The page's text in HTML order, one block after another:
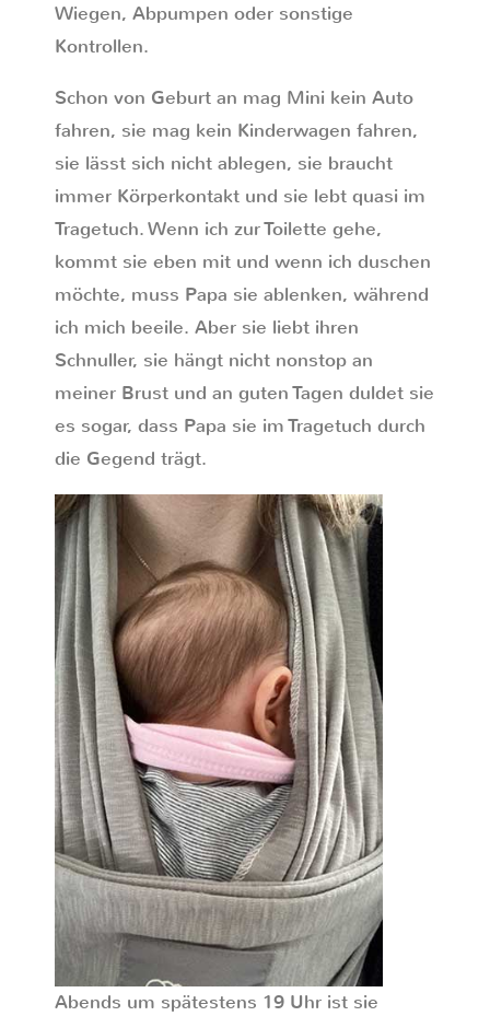
Wiegen, Abpumpen oder sonstige
Kontrollen.
Schon von Geburt an mag Mini kein Auto
fahren, sie mag kein Kinderwagen fahren,
sie lässt sich nicht ablegen, sie braucht
immer Körperkontakt und sie lebt quasi im
Tragetuch. Wenn ich zur Toilette gehe,
kommt sie eben mit und wenn ich duschen
möchte, muss Papa sie ablenken, während
ich mich beeile. Aber sie liebt ihren
Schnuller, sie hängt nicht nonstop an
meiner Brust und an guten Tagen duldet sie
es sogar, dass Papa sie im Tragetuch durch
die Gegend trägt.
Abends um spätestens 19 Uhr ist sie